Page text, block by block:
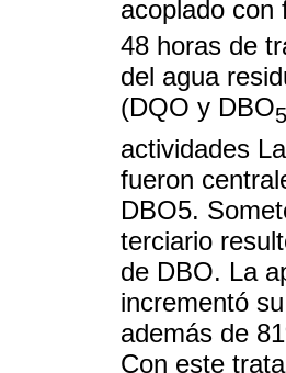
acoplado con
48 horas de
del agua
(DQO y DBO5
actividades
fueron
DBO5.
terciario
de DBO. La
incrementó
además de
Con este